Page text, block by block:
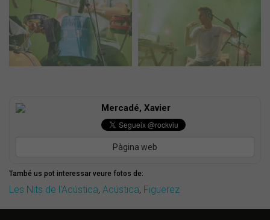
Mercadé, Xavier
Pàgina web
També us pot interessar veure fotos de:
Les Nits de l'Acústica, Acústica, Figuerez